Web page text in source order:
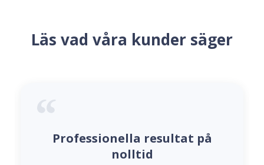
Läs vad våra kunder säger
Professionella resultat på
nolltid